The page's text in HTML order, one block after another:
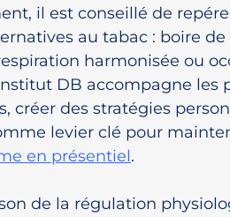
il est conseillé de
au tabac : boire
harmonisée ou
DB accompagne
créer des stratégies
levier clé pour
en présentiel.
de la régulation